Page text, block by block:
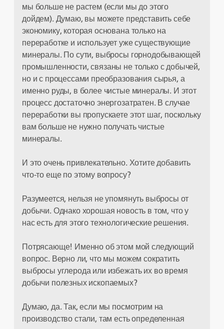
мы больше не растем (если мы до этого
дойдем). Думаю, вы можете представить себе
экономику, которая основана только на
переработке и использует уже существующие
минералы. По сути, выбросы горнодобывающей
промышленности, связаны не только с добычей,
но и с процессами преобразования сырья, а
именно руды, в более чистые минералы. И этот
процесс достаточно энергозатратен. В случае
переработки вы пропускаете этот шаг, поскольку
вам больше не нужно получать чистые
минералы.
И это очень привлекательно. Хотите добавить
что-то еще по этому вопросу?
Разумеется, нельзя не упомянуть выбросы от
добычи. Однако хорошая новость в том, что у
нас есть для этого технологические решения.
Потрясающе! Именно об этом мой следующий
вопрос. Верно ли, что мы можем сократить
выбросы углерода или избежать их во время
добычи полезных ископаемых?
Думаю, да. Так, если мы посмотрим на
производство стали, там есть определенная